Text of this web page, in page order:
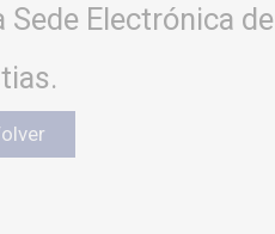
Sede Electrónica